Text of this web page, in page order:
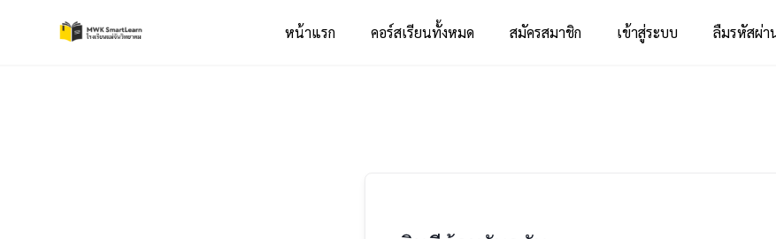
หน้าแรก คอร์สเรียนทั้งหมด สมัครสมาชิก เข้าสู่ระบบ ลืมรหัสผ่า